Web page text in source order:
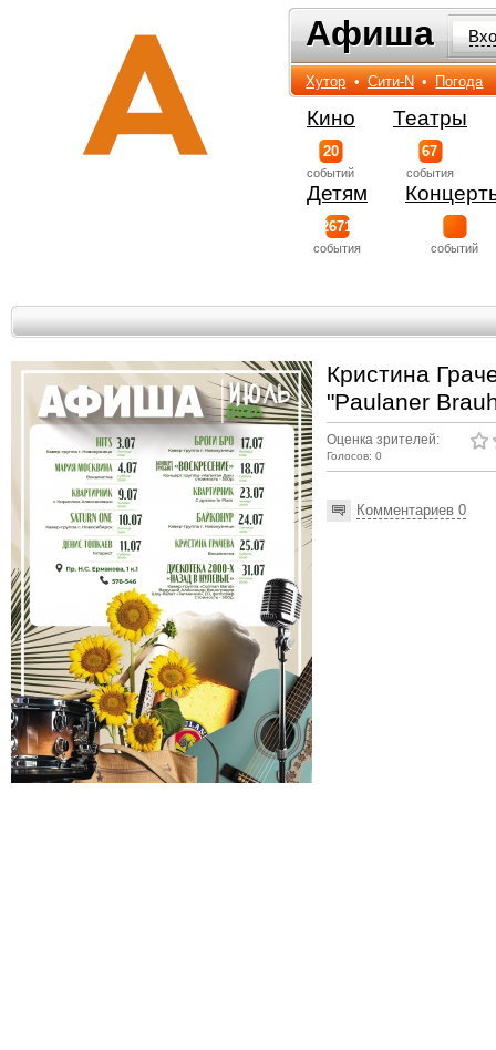
Афиша
Афиша
Хутор • Сити-N • Погода
Кино
20
событий
Театры
67
события
Детям
2671
события событий
Кристина
"Paulaner
Оценка зрителей:
Голосов: 0
Комментариев 0